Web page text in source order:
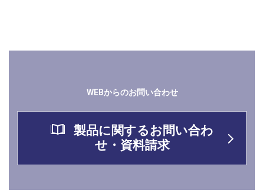
WEBからのお問い合わせ
製品に関するお問い合わ
せ・資料請求